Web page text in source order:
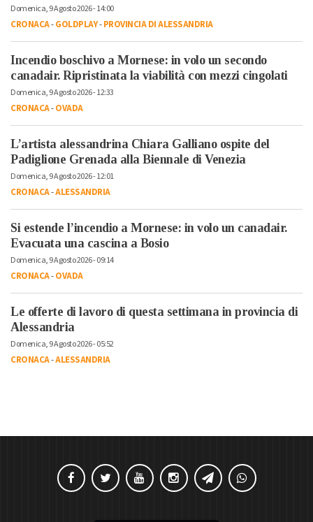
Domenica, 9 Agosto 2026 - 14:00
CRONACA-GOLDPLAY-PROVINCIA DI ALESSANDRIA
Incendio boschivo a Mornese: in volo un secondo
canadair. Ripristinata la viabilità con mezzi cingolati
Domenica, 9 Agosto 2026 - 12:33
CRONACA-OVADA
L’artista alessandrina Chiara Galliano ospite del
Padiglione Grenada alla Biennale di Venezia
Domenica, 9 Agosto 2026 - 12:01
CRONACA-ALESSANDRIA
Si estende l’incendio a Mornese: in volo un canadair.
Evacuata una cascina a Bosio
Domenica, 9 Agosto 2026 - 09:14
CRONACA-OVADA
Le offerte di lavoro di questa settimana in provincia di
Alessandria
Domenica, 9 Agosto 2026 - 05:52
CRONACA-ALESSANDRIA